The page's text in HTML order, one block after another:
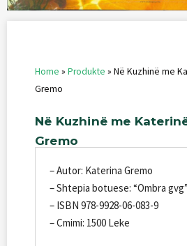
Home » Produkte » Në Kuzhinë me
Gremo
Në Kuzhinë me
Gremo
– Autor: Katerina Gremo
– Shtepia botuese: “Ombra gvg”
– ISBN 978-9928-06-083-9
– Cmimi: 1500 Leke